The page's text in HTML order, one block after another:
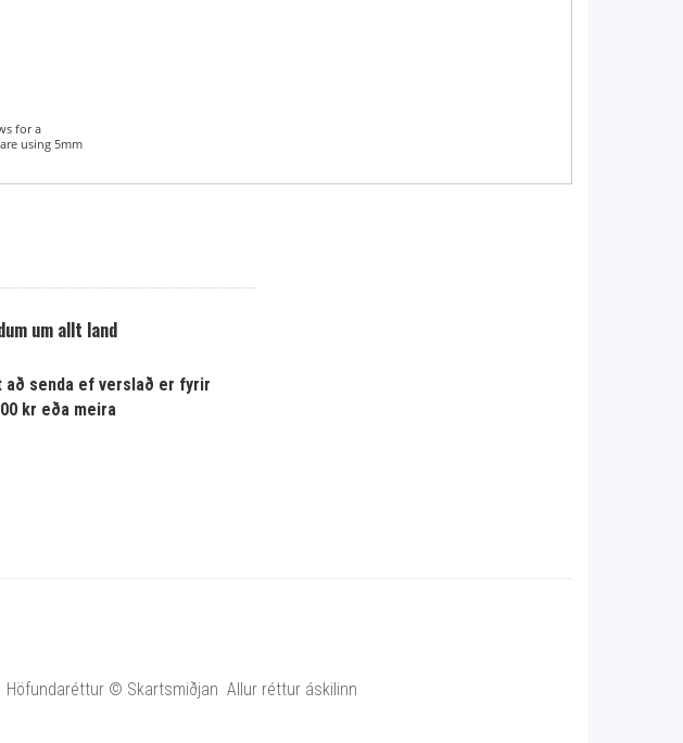
for a
using 5mm
um allt land
að senda ef verslað er fyrir
kr eða meira
Höfundaréttur © Skartsmiðjan Allur réttur áskilinn